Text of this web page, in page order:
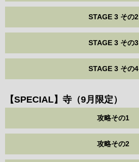
STAGE 3 その2
STAGE 3 その3
STAGE 3 その4
【SPECIAL】寺（9月限定）
攻略その1
攻略その2